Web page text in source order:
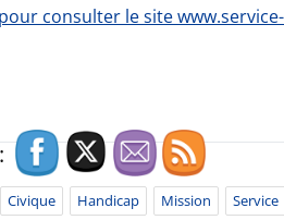
consulter le site
Civique Handicap Mission Service